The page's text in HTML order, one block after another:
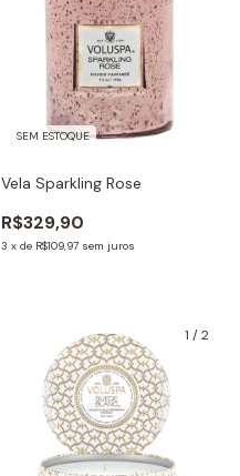
SEM ESTOQUE
Vela Sparkling Rose
R$329,90
3 x de R$109,97 sem juros
1 /2